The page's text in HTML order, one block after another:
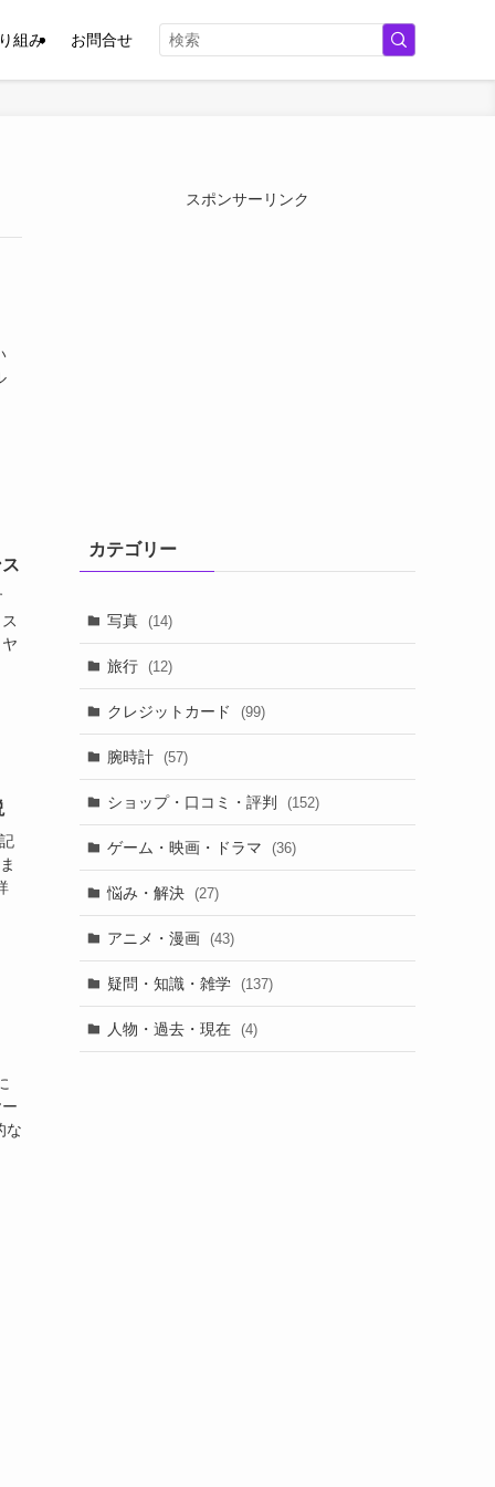
組み お問合せ
な
スポンサーリンク
カテゴリー
写真 (14)
旅行 (12)
クレジットカード (99)
腕時計 (57)
ショップ・口コミ・評判 (152)
ゲーム・映画・ドラマ (36)
悩み・解決 (27)
アニメ・漫画 (43)
疑問・知識・雑学 (137)
人物・過去・現在 (4)